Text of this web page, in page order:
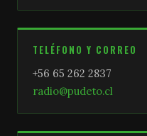
TELÉFONO Y CORREO
+56 65 262 2837
radio@pudeto.cl